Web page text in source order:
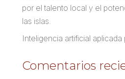
por el talento local y el
las islas.
Inteligencia artificial aplicada
Comentarios